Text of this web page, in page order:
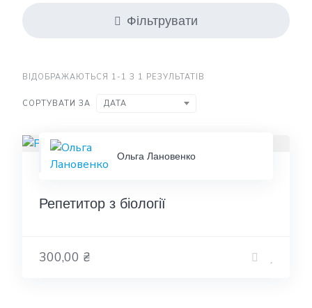
Фільтрувати
ВІДОБРАЖАЮТЬСЯ 1-1 З 1 РЕЗУЛЬТАТІВ
СОРТУВАТИ ЗА ДАТА
Ольга Лановенко
Репетитор з біології
300,00 ₴